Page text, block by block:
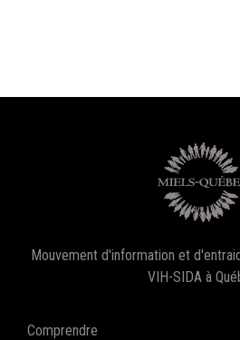
Mouvement d'information et
VIH-SIDA à
Comprendre